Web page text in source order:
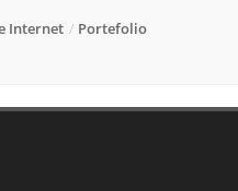
Internet Portefolio